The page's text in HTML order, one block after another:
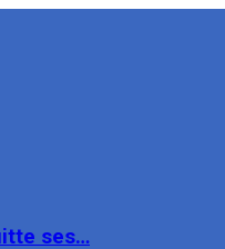
ses…